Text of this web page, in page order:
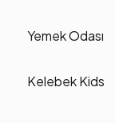
Yemek Odası
Kelebek Kids